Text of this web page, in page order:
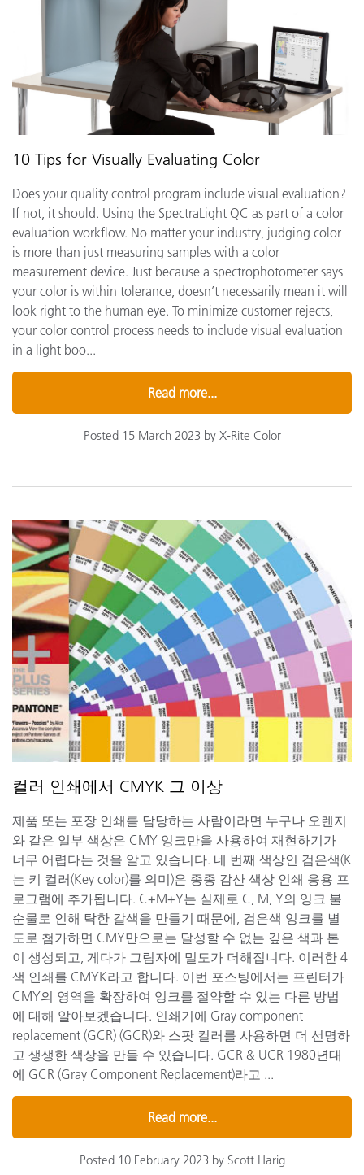
10 Tips for Visually Evaluating Color
Does your quality control program include visual evaluation?
If not, it should. Using the SpectraLight QC as part of a color
evaluation workflow. No matter your industry, judging color
is more than just measuring samples with a color
measurement device. Just because a spectrophotometer says
your color is within tolerance, doesn’t necessarily mean it will
look right to the human eye. To minimize customer rejects,
your color control process needs to include visual evaluation
in a light boo...
Read more...
Posted 15 March 2023 by X-Rite Color
컬러 인쇄에서 CMYK 그 이상
제품 또는 포장 인쇄를 담당하는 사람이라면 누구나 오렌지
와 같은 일부 색상은 CMY 잉크만을 사용하여 재현하기가
너무 어렵다는 것을 알고 있습니다. 네 번째 색상인 검은색(K
는 키 컬러(Key color)를 의미)은 종종 감산 색상 인쇄 응용 프
로그램에 추가됩니다. C+M+Y는 실제로 C, M, Y의 잉크 불
순물로 인해 탁한 갈색을 만들기 때문에, 검은색 잉크를 별
도로 첨가하면 CMY만으로는 달성할 수 없는 깊은 색과 톤
이 생성되고, 게다가 그림자에 밀도가 더해집니다. 이러한 4
색 인쇄를 CMYK라고 합니다. 이번 포스팅에서는 프린터가
CMY의 영역을 확장하여 잉크를 절약할 수 있는 다른 방법
에 대해 알아보겠습니다. 인쇄기에 Gray component
replacement (GCR) (GCR)와 스팟 컬러를 사용하면 더 선명하
고 생생한 색상을 만들 수 있습니다. GCR & UCR 1980년대
에 GCR (Gray Component Replacement)라고 ...
Read more...
Posted 10 February 2023 by Scott Harig